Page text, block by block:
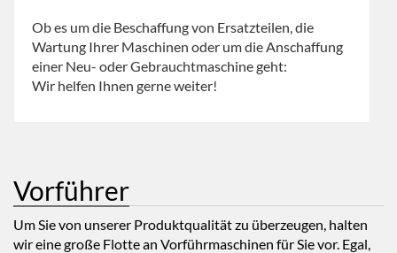
Ob es um die Beschaffung von Ersatzteilen, die
Wartung Ihrer Maschinen oder um die Anschaffung
einer Neu- oder Gebrauchtmaschine geht:
Wir helfen Ihnen gerne weiter!
Vorführer
Um Sie von unserer Produktqualität zu überzeugen, halten
wir eine große Flotte an Vorführmaschinen für Sie vor. Egal,